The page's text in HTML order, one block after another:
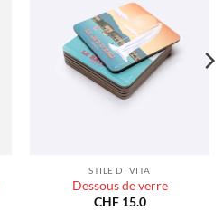
STILE DI VITA
Dessous de verre
CHF15.0